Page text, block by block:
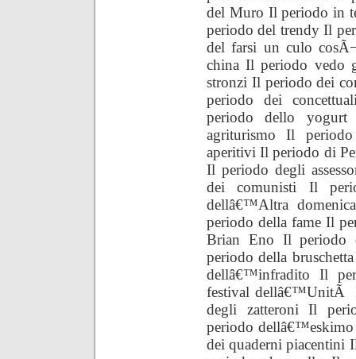
del Muro Il periodo in
periodo del trendy Il
del farsi un culo
china Il periodo vedo
stronzi Il periodo dei
periodo dei
periodo dello
agriturismo Il
aperitivi Il periodo di
Il periodo degli
dei comunisti Il
dellâ€™Altra
periodo della fame Il
Brian Eno Il periodo
periodo della
dellâ€™infradito Il
festival dellâ€™UnitÃ
degli zatteroni Il
periodo
dei quaderni piacentini